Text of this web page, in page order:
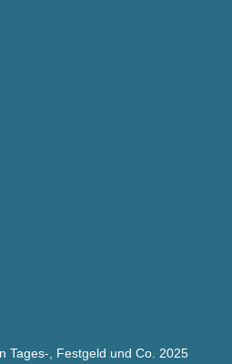
Tages-, Festgeld und Co. 2025